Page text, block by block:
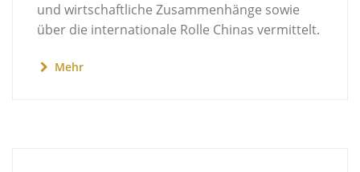
und wirtschaftliche Zusammenhänge sowie
über die internationale Rolle Chinas vermittelt.
Mehr